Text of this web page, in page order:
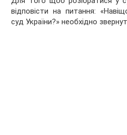
відповісти на питання:
суд України?» необхідно